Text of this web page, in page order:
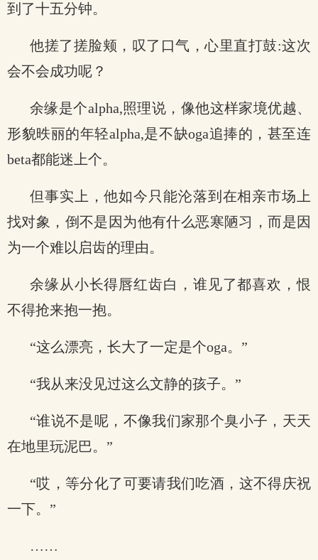
到了十五分钟。
他搓了搓脸颊，叹了口气，心里直打鼓:这次
会不会成功呢？
余缘是个alpha,照理说，像他这样家境优越、
形貌昳丽的年轻alpha,是不缺oga追捧的，甚至连
beta都能迷上个。
但事实上，他如今只能沦落到在相亲市场上
找对象，倒不是因为他有什么恶寒陋习，而是因
为一个难以启齿的理由。
余缘从小长得唇红齿白，谁见了都喜欢，恨
不得抢来抱一抱。
“这么漂亮，长大了一定是个oga。”
“我从来没见过这么文静的孩子。”
“谁说不是呢，不像我们家那个臭小子，天天
在地里玩泥巴。”
“哎，等分化了可要请我们吃酒，这不得庆祝
一下。”
……